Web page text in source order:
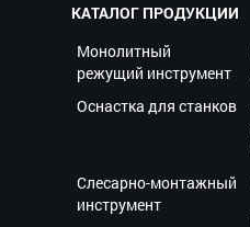
КАТАЛОГ ПРОДУКЦИИ
Монолитный
режущий инструмент
Оснастка для станков
Слесарно-монтажный
инструмент